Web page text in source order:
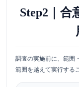
Step2｜合
調査の実施前に、範囲
範囲を越えて実行する